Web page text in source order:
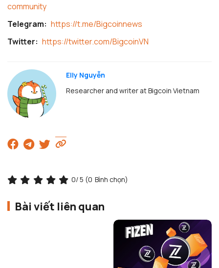
community
Telegram: https://t.me/Bigcoinnews
Twitter: https://twitter.com/BigcoinVN
Elly Nguyễn
Researcher and writer at Bigcoin Vietnam
0/ 5 (0 Bình chọn)
Bài viết liên quan